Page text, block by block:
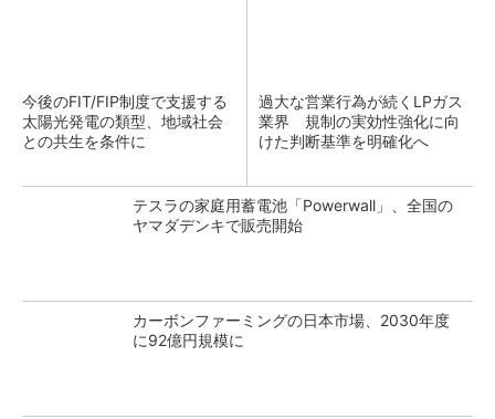
今後のFIT/FIP制度で支援する
太陽光発電の類型、地域社会
との共生を条件に
過大な営業行為が続くLPガス
業界 規制の実効性強化に向
けた判断基準を明確化へ
テスラの家庭用蓄電池「Powerwall」、全国の
ヤマダデンキで販売開始
カーボンファーミングの日本市場、2030年度
に92億円規模に